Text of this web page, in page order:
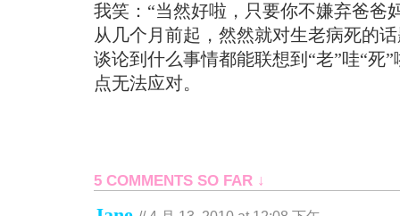
我笑：“当然好啦，只要你不嫌弃爸
从几个月前起，然然就对生老病死的
谈论到什么事情都能联想到“老”哇“死
点无法应对。
5 COMMENTS SO FAR ↓